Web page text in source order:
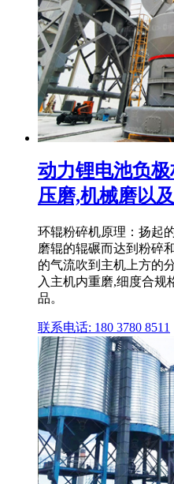
动力锂电池负
压磨,机械磨以
环辊粉碎机原理：扬起
磨辊的辊碾而达到粉碎
的气流吹到主机上方的
入主机内重磨,细度合规
品。
联系电话: 180 3780 8511